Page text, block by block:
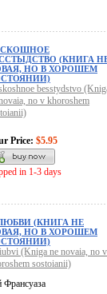
(КНИГА
НО В ХОРОШЕМ
besstydstvo
no v khoroshem
Price: $5.95
in 1-3 days
(КНИГА НЕ
НО В ХОРОШЕМ
(Kniga ne novaia, no v
sostoianii)
Франсуаза